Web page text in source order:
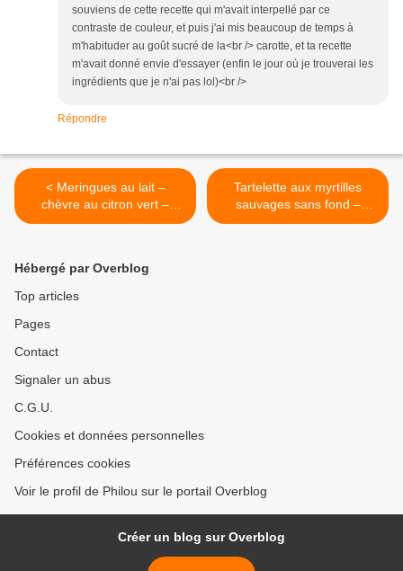
souviens de cette recette qui m'avait interpellé par ce
contraste de couleur, et puis j'ai mis beaucoup de temps à
m'habituder au goût sucré de la<br /> carotte, et ta recette
m'avait donné envie d'essayer (enfin le jour où je trouverai les
ingrédients que je n'ai pas lol)<br />
Répondre
< Meringues au lait –
chèvre au citron vert –
quelques herbes
Tartelette aux myrtilles
sauvages sans fond –
Chiboust à la verveine-
Hébergé par Overblog
Top articles
Pages
Contact
Signaler un abus
C.G.U.
Cookies et données personnelles
Préférences cookies
Voir le profil de Philou sur le portail Overblog
Créer un blog sur Overblog